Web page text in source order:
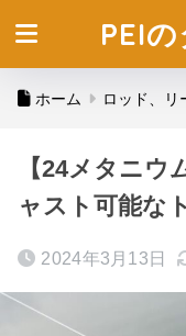
PEI
ホーム ロッド、リ
【24メタニ
ャスト可能な
2024年3月13日